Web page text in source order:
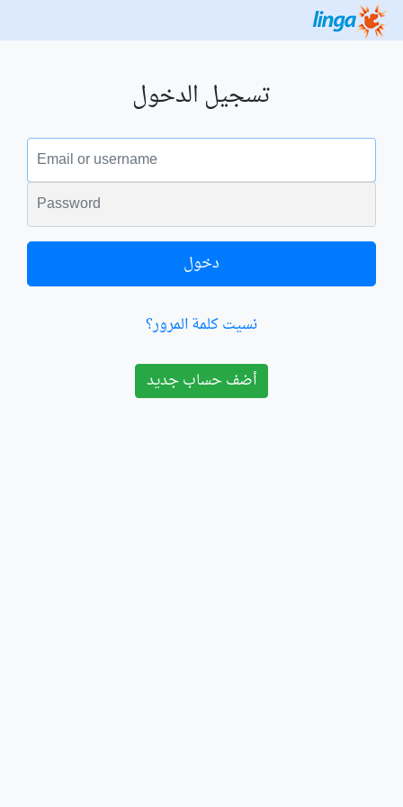
تسجيل الدخول
البريد الالكتروني
الكلمة السرية
دخول
نسيت كلمة المرور؟
أضف حساب جديد